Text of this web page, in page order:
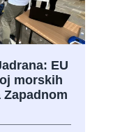
EU
morskih